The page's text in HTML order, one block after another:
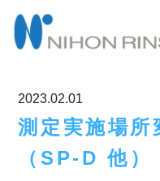
2023.02.01
測定実施場所
（SP-D 他）